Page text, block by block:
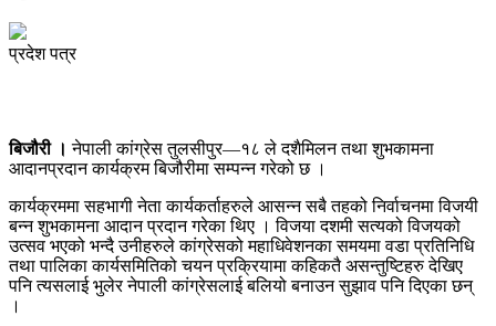
प्रदेश पत्र
बिजौरी ।नेपाली कांग्रेस तुलसीपुर—१८ ले दशैमिलन तथा शुभकामना
आदानप्रदान कार्यक्रम बिजौरीमा सम्पन्न गरेको छ ।
कार्यक्रममा सहभागी नेता कार्यकर्ताहरुले आसन्न सबै तहको निर्वाचनमा विजयी
बन्न शुभकामना आदान प्रदान गरेका थिए । विजया दशमी सत्यको विजयको
उत्सव भएको भन्दै उनीहरुले कांग्रेसको महाधिवेशनका समयमा वडा प्रतिनिधि
तथा पालिका कार्यसमितिको चयन प्रक्रियामा कहिकतै असन्तुष्टिहरु देखिए
पनि त्यसलाई भुलेर नेपाली कांग्रेसलाई बलियो बनाउन सुझाव पनि दिएका छन्
।